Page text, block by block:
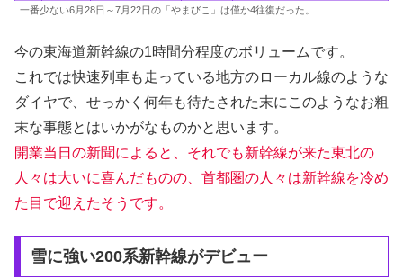
一番少ない6月28日～7月22日の「やまびこ」は僅か4往復だった。
今の東海道新幹線の1時間分程度のボリュームです。
これでは快速列車も走っている地方のローカル線のような
ダイヤで、せっかく何年も待たされた末にこのようなお粗
末な事態とはいかがなものかと思います。
開業当日の新聞によると、それでも新幹線が来た東北の
人々は大いに喜んだものの、首都圏の人々は新幹線を冷め
た目で迎えたそうです。
雪に強い200系新幹線がデビュー